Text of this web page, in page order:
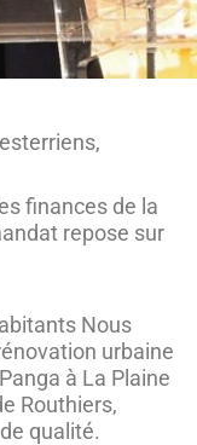
finances de la
repose sur
Nous
urbaine
à La Plaine
Routhiers,
qualité.